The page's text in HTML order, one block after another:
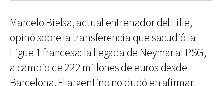
Marcelo Bielsa, actual entrenador del Lille,
opinó sobre la transferencia que sacudió la
Ligue 1 francesa: la llegada de Neymar al PSG,
a cambio de 222 millones de euros desde
Barcelona. El argentino no dudó en afirmar